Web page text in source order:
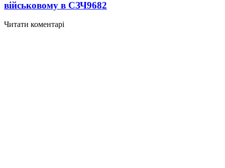
військовому в СЗЧ9682
Читати коментарі